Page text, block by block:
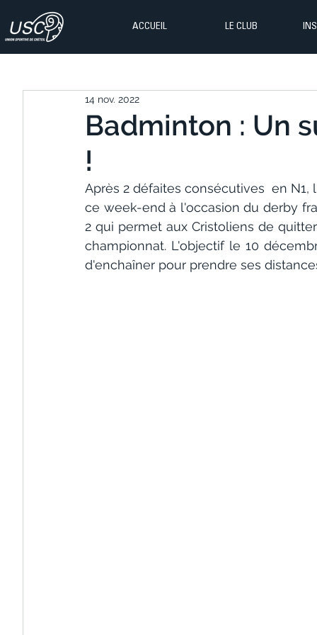
ACCUEIL LE CLUB
Badminton : Un
!
14 nov. 2022
Après 2 défaites consécutives  en
ce week-end à l'occasion du derby
2 qui permet aux Cristoliens de
championnat. L'objectif le 10
d'enchaîner pour prendre ses